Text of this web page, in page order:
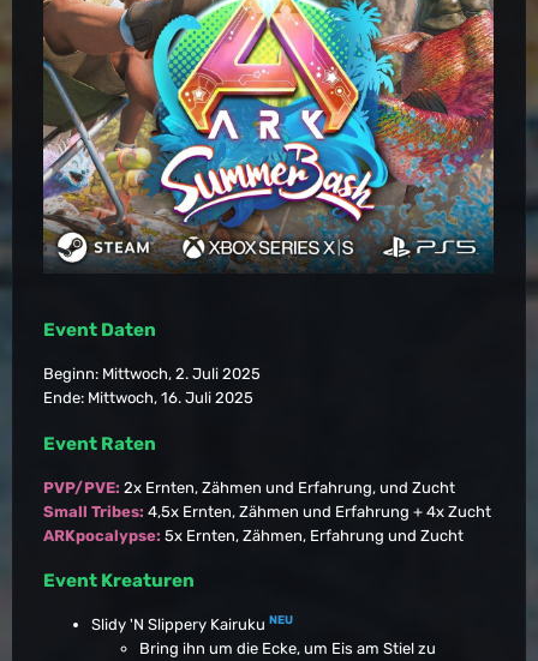
Event Daten
Beginn: Mittwoch, 2. Juli 2025
Ende: Mittwoch, 16. Juli 2025
Event Raten
PVP/PVE: 2x Ernten, Zähmen und Erfahrung, und Zucht
Small Tribes: 4,5x Ernten, Zähmen und Erfahrung + 4x Zucht
ARKpocalypse: 5x Ernten, Zähmen, Erfahrung und Zucht
Event Kreaturen
Slidy 'N Slippery Kairuku NEU
Bring ihn um die Ecke, um Eis am Stiel zu